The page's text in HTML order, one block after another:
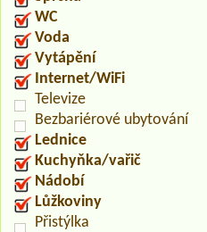
WC
Voda
Vytápění
Internet/WiFi
Televize
Bezbariérové ubytování
Lednice
Kuchyňka/vařič
Nádobí
Lůžkoviny
Přistýlka